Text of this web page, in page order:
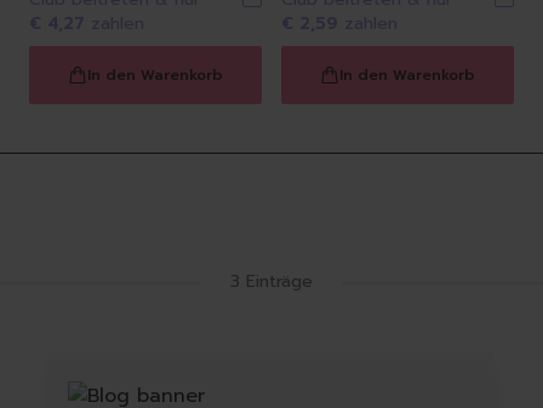
In den Warenkorb In den Warenkorb
3 Einträge